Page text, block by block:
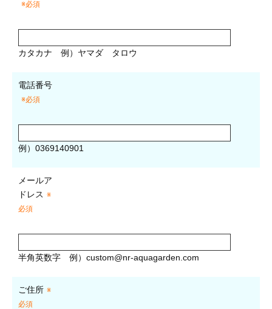
※必須
カタカナ 例）ヤマダ タロウ
電話番号
※必須
例）0369140901
メールア
ドレス ※
必須
半角英数字 例） custom@nr-aquagarden.com
ご住所 ※
必須